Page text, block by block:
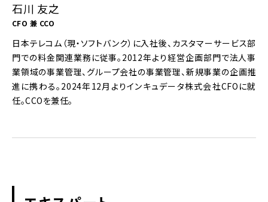
石川 友之
CFO 兼 CCO
日本テレコム（現・ソフトバンク）に入社後、カスタマーサービス部
門での料金関連業務に従事。2012年より経営企画部門で法人事
業領域の事業管理、グループ会社の事業管理、新規事業の企画推
進に携わる。2024年12月よりインキュデータ株式会社CFOに就
任。CCOを兼任。